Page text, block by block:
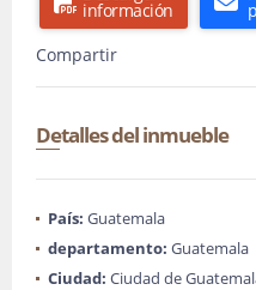
información
Compartir
Detalles del inmueble
País: Guatemala
departamento: Guatemala
Ciudad: Ciudad de